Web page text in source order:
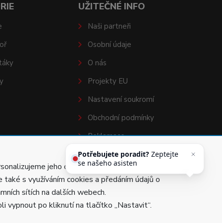
UŽITEČNÉ INFO
Naši partneři
Osobní údaje
O nás
Projekty EU
Nastavení soukromí
Obchodní podmínky
Reklamace
Odstoupení od smlouvy
VytvořilaPoctivá agentura
jeho obsah a zobrazujeme Vám
s využíváním cookies a předáním údajů o
sítích na dalších webech.
vypnout po kliknutí na tlačítko „Nastavit“.
Potřebujete poradit?Zeptejte
se našeho asistenta Hufiho.